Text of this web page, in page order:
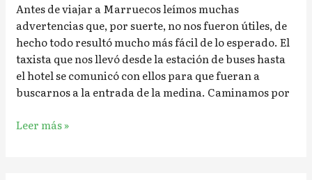
Antes de viajar a Marruecos leímos muchas
advertencias que, por suerte, no nos fueron útiles, de
hecho todo resultó mucho más fácil de lo esperado. El
taxista que nos llevó desde la estación de buses hasta
el hotel se comunicó con ellos para que fueran a
buscarnos a la entrada de la medina. Caminamos por
Leer más »